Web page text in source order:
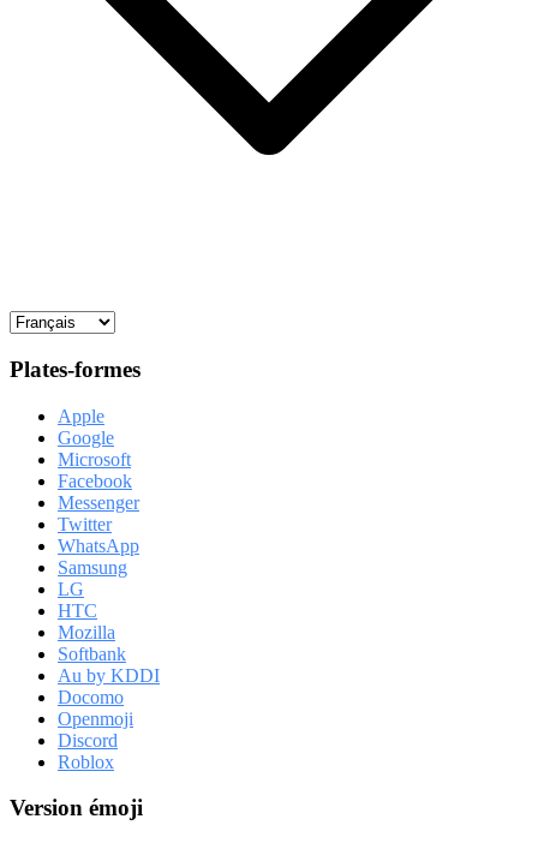
Plates-formes
Apple
Google
Microsoft
Facebook
Messenger
Twitter
WhatsApp
Samsung
LG
HTC
Mozilla
Softbank
Au by KDDI
Docomo
Openmoji
Discord
Roblox
Version émoji